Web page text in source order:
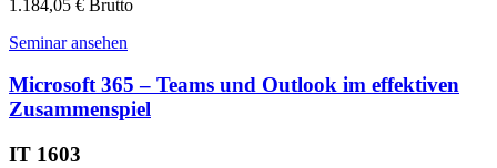
1.184,05 € Brutto
Seminar ansehen
Microsoft 365 – Teams und Outlook im effektiven
Zusammenspiel
IT 1603